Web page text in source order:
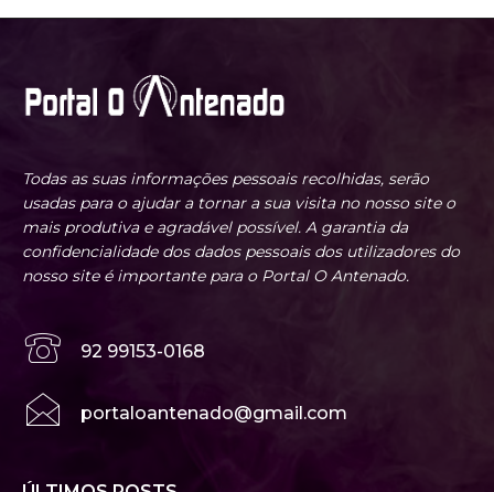
Todas as suas informações pessoais recolhidas, serão
usadas para o ajudar a tornar a sua visita no nosso site o
mais produtiva e agradável possível. A garantia da
confidencialidade dos dados pessoais dos utilizadores do
nosso site é importante para o Portal O Antenado.
92 99153-0168
portaloantenado@gmail.com